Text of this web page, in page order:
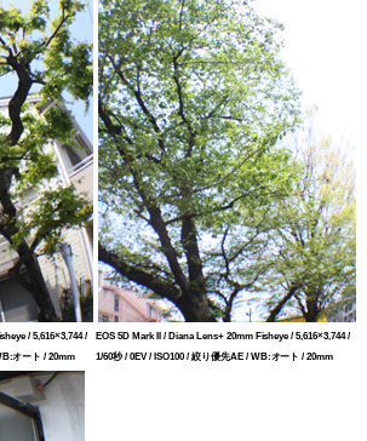
/ 5,616×3,744 /
オート / 20mm
EOS 5D Mark II / Diana Lens+ 20mm Fisheye / 5,616×3,744 /
1/60秒 / 0EV / ISO100 / 絞り優先AE / WB:オート / 20mm